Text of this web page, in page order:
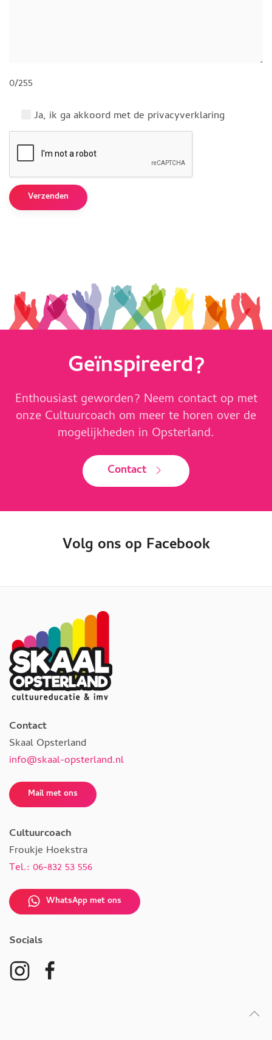
0/255
Ja, ik ga akkoord met de privacyverklaring
Verzenden
Geïnspireerd?
Enthousiast geworden? Neem contact op met
onze Cultuurcoach om meer te horen over de
mogelijkheden in Opsterland.
Contact
Volg ons op Facebook
Contact
Skaal Opsterland
info@skaal-opsterland.nl
Mail met ons
Cultuurcoach
Froukje Hoekstra
Tel.: 06-832 53 556
WhatsApp met ons
Socials